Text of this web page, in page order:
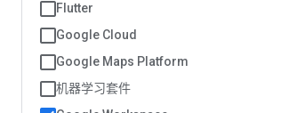
Flutter
Google Cloud
Google Maps Platform
机器学习套件